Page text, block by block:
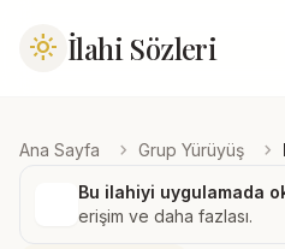
light_mode İlahi Sözleri
Ana Sayfa chevron_right Grup Yürüyüş chevron_right
Bu ilahiyi uygulamada
erişim ve daha fazlası.